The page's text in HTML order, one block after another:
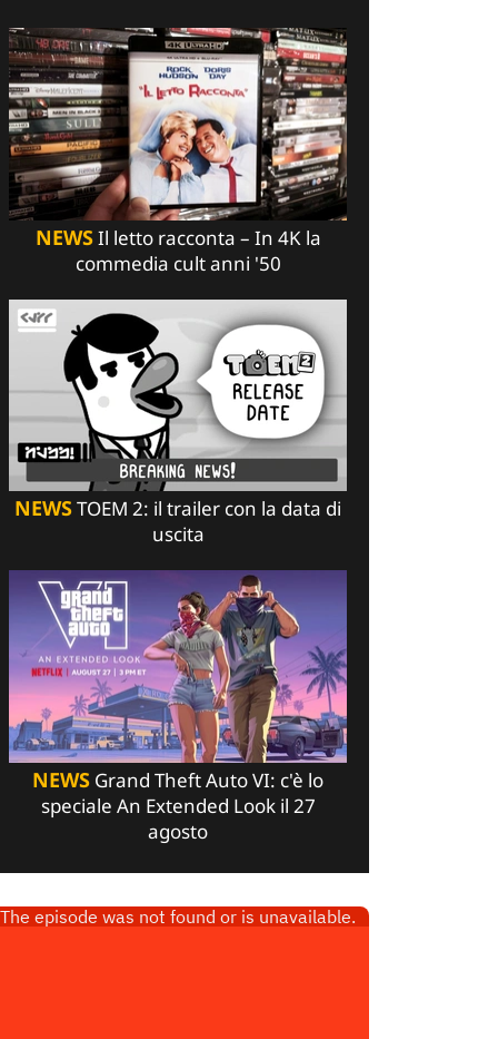
NEWSIl letto racconta – In 4K la
commedia cult anni '50
NEWSTOEM 2: il trailer con la data di
uscita
NEWS Grand Theft Auto VI: c'è lo
speciale An Extended Look il 27
agosto